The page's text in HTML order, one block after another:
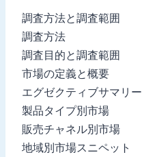
調査方法と調査範囲
調査方法
調査目的と調査範囲
市場の定義と概要
エグゼクティブサマリー
製品タイプ別市場
販売チャネル別市場
地域別市場スニペット